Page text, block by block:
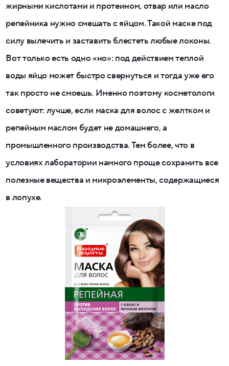
жирными кислотами и протеином, отвар или масло
репейника нужно смешать с яйцом. Такой маске под
силу вылечить и заставить блестеть любые локоны.
Вот только есть одно «но»: под действием теплой
воды яйцо может быстро свернуться и тогда уже его
так просто не смоешь. Именно поэтому косметологи
советуют: лучше, если маска для волос с желтком и
репейным маслом будет не домашнего, а
промышленного производства. Тем более, что в
условиях лаборатории намного проще сохранить все
полезные вещества и микроэлементы, содержащиеся
в лопухе.